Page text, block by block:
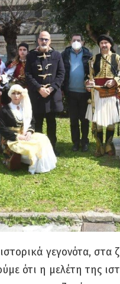
γεγονότα,
ότι η μελέτη της